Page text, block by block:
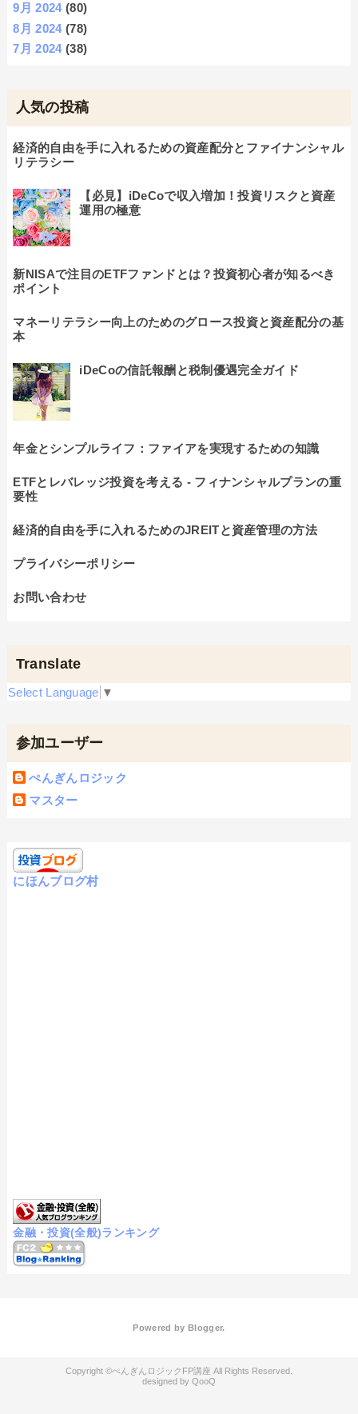
9月 2024(80)
8月 2024(78)
7月 2024(38)
人気の投稿
経済的自由を手に入れるための資産配分とファイナンシャル
リテラシー
【必見】iDeCoで収入増加！投資リスクと資産
運用の極意
新NISAで注目のETFファンドとは？投資初心者が知るべき
ポイント
マネーリテラシー向上のためのグロース投資と資産配分の基
本
iDeCoの信託報酬と税制優遇完全ガイド
年金とシンプルライフ：ファイアを実現するための知識
ETFとレバレッジ投資を考える - フィナンシャルプランの重
要性
経済的自由を手に入れるためのJREITと資産管理の方法
プライバシーポリシー
お問い合わせ
Translate
Select Language ▼
参加ユーザー
ぺんぎんロジック
マスター
にほんブログ村
金融・投資(全般)ランキング
Powered by Blogger.
ぺんぎんロジックFP講座
QooQ